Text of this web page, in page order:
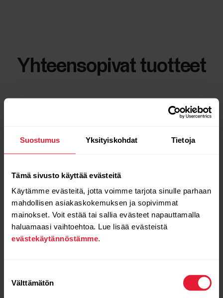
Suostumus Yksityiskohdat Tietoja
Tämä sivusto käyttää evästeitä
Käytämme evästeitä, jotta voimme tarjota sinulle parhaan
mahdollisen asiakaskokemuksen ja sopivimmat
mainokset. Voit estää tai sallia evästeet napauttamalla
haluamaasi vaihtoehtoa. Lue lisää evästeistä
evästekäytännöstämme.
valinta
Välttämätön
Yhteensopivat tuotteet